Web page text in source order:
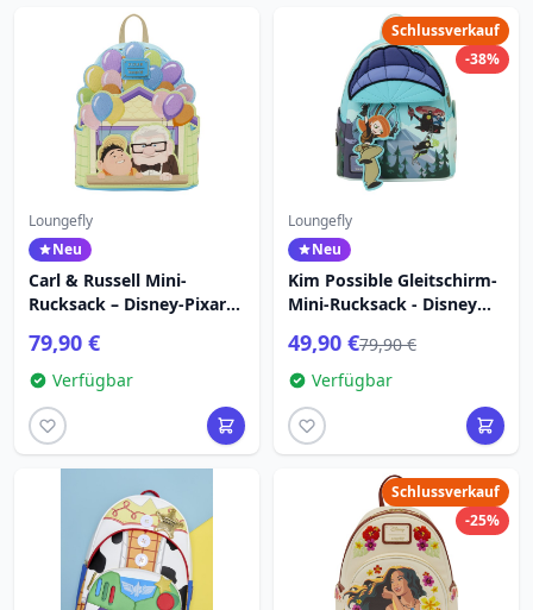
Loungefly
Neu
Carl & Russell Mini-
Rucksack – Disney-Pixar
79,90 €
Verfügbar
Schlussverkauf
-38%
Loungefly
Neu
Kim Possible Gleitschirm-
Mini-Rucksack - Disney
49,90 €79,90 €
Verfügbar
Schlussverkauf
-25%